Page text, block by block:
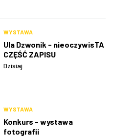
WYSTAWA
Ula Dzwonik - nieoczywisTA
CZĘŚĆ ZAPISU
Dzisiaj
WYSTAWA
Konkurs - wystawa
fotografii